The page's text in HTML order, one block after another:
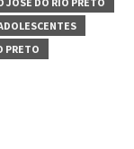
PRETO